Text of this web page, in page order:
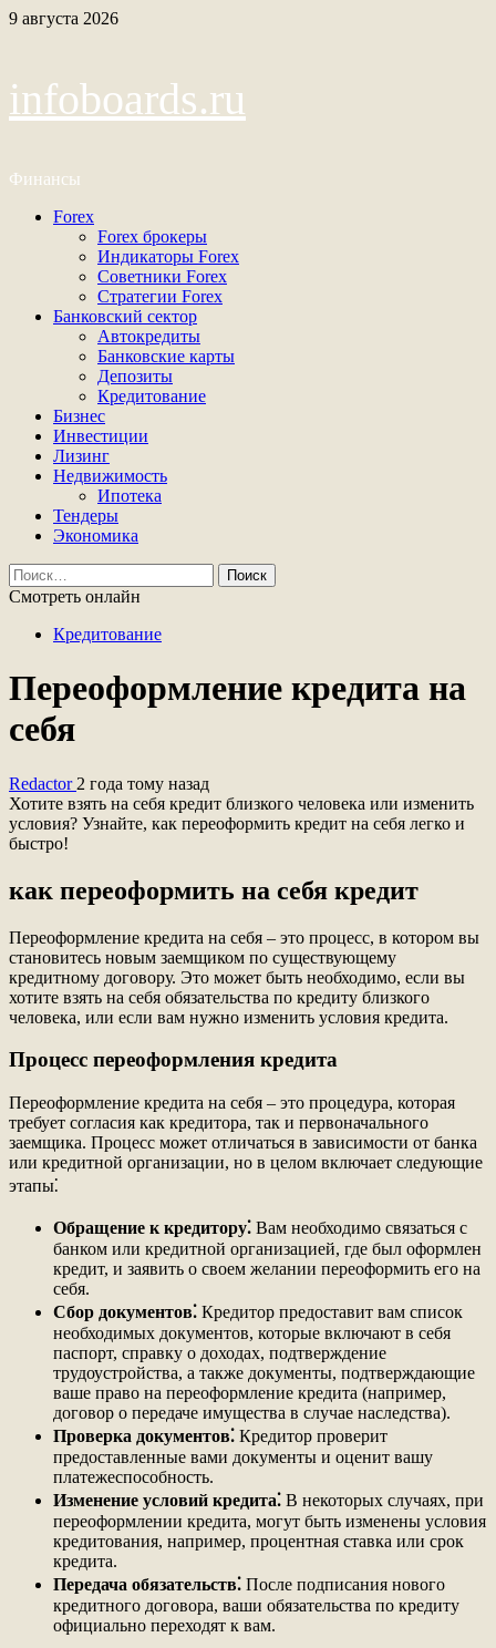
Перейти
9 августа 2026
infoboards.ru
Финансы
Основное
Forex
Forex брокеры
Индикаторы Forex
Советники Forex
Стратегии Forex
Банковский сектор
Автокредиты
Банковские карты
Депозиты
Кредитование
Бизнес
Инвестиции
Лизинг
Недвижимость
Ипотека
Тендеры
Экономика
Найти:
Смотреть онлайн
Кредитование
Переоформление кредита на
себя
Redactor 2 года тому назад
Хотите взять на себя кредит близкого человека или изменить
условия? Узнайте, как переоформить кредит на себя легко и
быстро!
как переоформить на себя кредит
Переоформление кредита на себя – это процесс, в котором вы
становитесь новым заемщиком по существующему
кредитному договору. Это может быть необходимо, если вы
хотите взять на себя обязательства по кредиту близкого
человека, или если вам нужно изменить условия кредита.
Процесс переоформления кредита
Переоформление кредита на себя – это процедура, которая
требует согласия как кредитора, так и первоначального
заемщика. Процесс может отличаться в зависимости от банка
или кредитной организации, но в целом включает следующие
этапы⁚
Обращение к кредитору⁚ Вам необходимо связаться с
банком или кредитной организацией, где был оформлен
кредит, и заявить о своем желании переоформить его на
себя.
Сбор документов⁚ Кредитор предоставит вам список
необходимых документов, которые включают в себя
паспорт, справку о доходах, подтверждение
трудоустройства, а также документы, подтверждающие
ваше право на переоформление кредита (например,
договор о передаче имущества в случае наследства).
Проверка документов⁚ Кредитор проверит
предоставленные вами документы и оценит вашу
платежеспособность.
Изменение условий кредита⁚ В некоторых случаях, при
переоформлении кредита, могут быть изменены условия
кредитования, например, процентная ставка или срок
кредита.
Передача обязательств⁚ После подписания нового
кредитного договора, ваши обязательства по кредиту
официально переходят к вам.